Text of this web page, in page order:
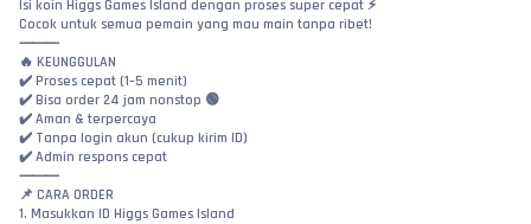
Isi koin Higgs Games Island dengan proses super cepat ⚡
Cocok untuk semua pemain yang mau main tanpa ribet!
⸻
🔥 KEUNGGULAN
✔️ Proses cepat (1–5 menit)
✔️ Bisa order 24 jam nonstop 🟢
✔️ Aman & terpercaya
✔️ Tanpa login akun (cukup kirim ID)
✔️ Admin respons cepat
⸻
📌 CARA ORDER
1. Masukkan ID Higgs Games Island